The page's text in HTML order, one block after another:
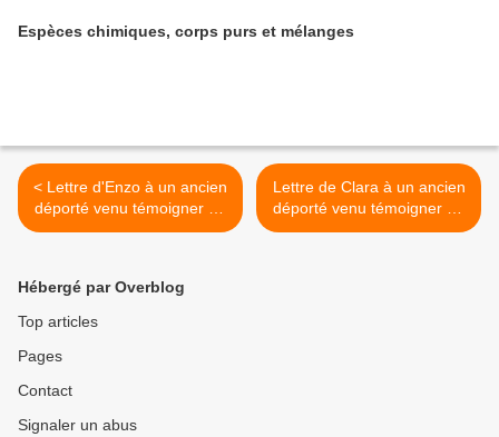
Espèces chimiques, corps purs et mélanges
< Lettre d'Enzo à un ancien
déporté venu témoigner en
classe
Lettre de Clara à un ancien
déporté venu témoigner en
classe >
Hébergé par Overblog
Top articles
Pages
Contact
Signaler un abus